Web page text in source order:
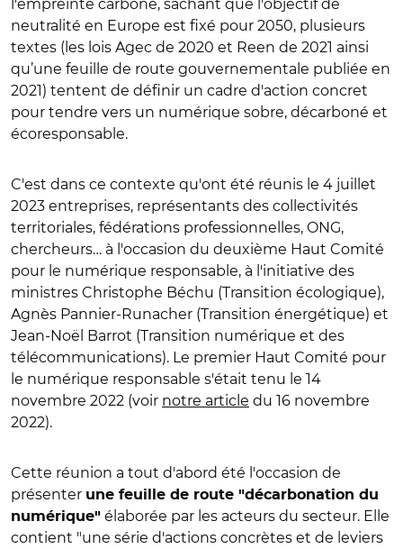
l'empreinte carbone, sachant que l'objectif de
neutralité en Europe est fixé pour 2050, plusieurs
textes (les lois Agec de 2020 et Reen de 2021 ainsi
qu’une feuille de route gouvernementale publiée en
2021) tentent de définir un cadre d'action concret
pour tendre vers un numérique sobre, décarboné et
écoresponsable.
C'est dans ce contexte qu'ont été réunis le 4 juillet
2023 entreprises, représentants des collectivités
territoriales, fédérations professionnelles, ONG,
chercheurs… à l'occasion du deuxième Haut Comité
pour le numérique responsable, à l'initiative des
ministres Christophe Béchu (Transition écologique),
Agnès Pannier-Runacher (Transition énergétique) et
Jean-Noël Barrot (Transition numérique et des
télécommunications). Le premier Haut Comité pour
le numérique responsable s'était tenu le 14
novembre 2022 (voir notre article du 16 novembre
2022).
Cette réunion a tout d'abord été l'occasion de
présenter une feuille de route "décarbonation du
numérique" élaborée par les acteurs du secteur. Elle
contient "une série d'actions concrètes et de leviers